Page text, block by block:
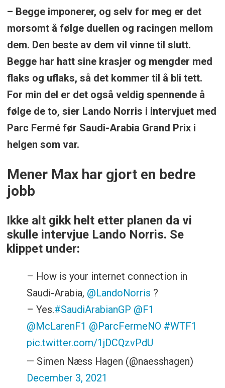
– Begge imponerer, og selv for meg er det
morsomt å følge duellen og racingen mellom
dem. Den beste av dem vil vinne til slutt.
Begge har hatt sine krasjer og mengder med
flaks og uflaks, så det kommer til å bli tett.
For min del er det også veldig spennende å
følge de to, sier Lando Norris i intervjuet med
Parc Fermé før Saudi-Arabia Grand Prix i
helgen som var.
Mener Max har gjort en bedre
jobb
Ikke alt gikk helt etter planen da vi
skulle intervjue Lando Norris. Se
klippet under:
– How is your internet connection in
Saudi-Arabia, @LandoNorris ?
– Yes.#SaudiArabianGP @F1
@McLarenF1 @ParcFermeNO #WTF1
pic.twitter.com/1jDCQzvPdU
— Simen Næss Hagen (@naesshagen)
December 3, 2021